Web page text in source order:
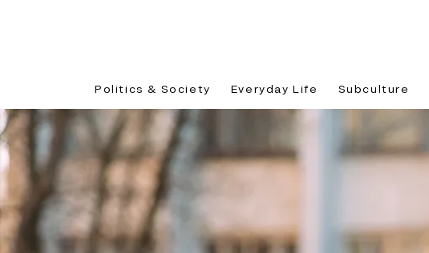
Politics & Society Everyday Life Subculture